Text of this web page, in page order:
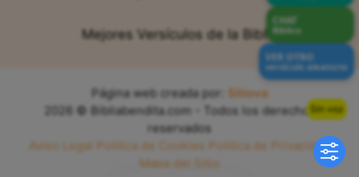
Sin voz
Mejores Versículos de la Biblia
Página web creada por: Sitiova
2026 © Bibliabendita.com - Todos los derechos
reservados
Aviso Legal
Política de Cookies
Política de Privacidad
Mapa del Sitio
CHAT
Bíblico
VER OTRO
versículo aleatorio